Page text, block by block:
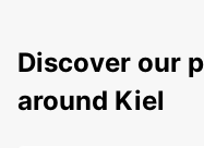
Discover our
around Kiel